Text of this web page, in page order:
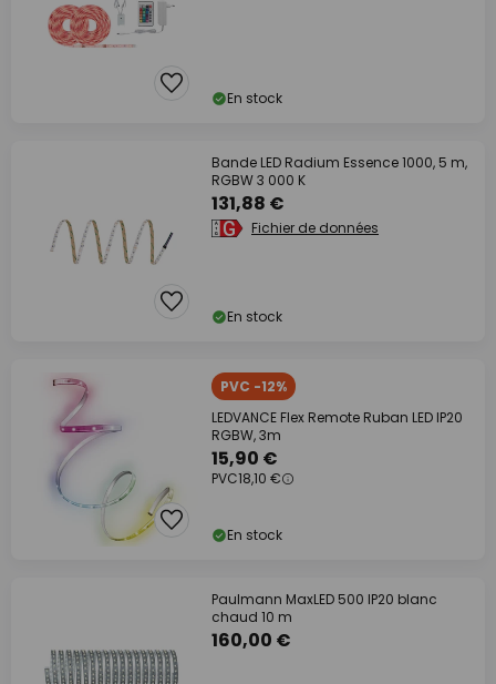
En stock
Bande LED Radium Essence 1000, 5 m,
RGBW 3 000 K
131,88 €
Fichier de données
En stock
PVC -12%
LEDVANCE Flex Remote Ruban LED IP20
RGBW, 3m
15,90 €
PVC18,10 €
En stock
Paulmann MaxLED 500 IP20 blanc
chaud 10 m
160,00 €